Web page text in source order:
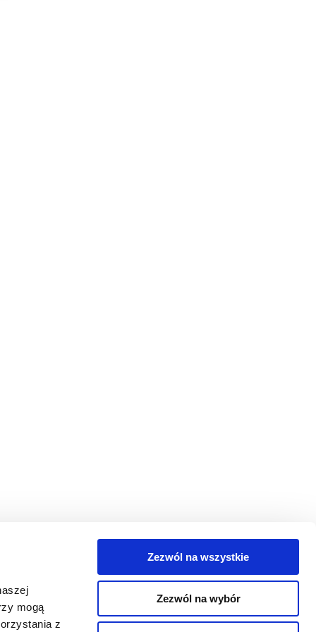
mogą
z
Zezwól na wszystkie
Zezwól na wybór